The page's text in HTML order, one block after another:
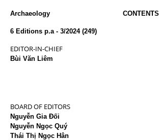
Archaeology CONTENTS
6 Editions p.a - 3/2024 (249)
EDITOR-IN-CHIEF
Bùi Văn Liêm
BOARD OF EDITORS
Nguyễn Gia Đối
Nguyễn Ngọc Quý
Thái Thị Ngọc Hân